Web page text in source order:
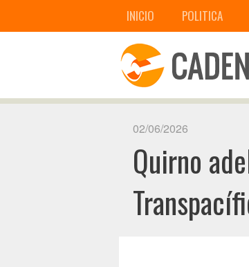
INICIO POLITICA
02/06/2026
Quirno